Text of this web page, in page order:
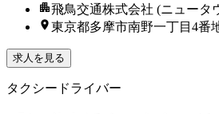
飛鳥交通株式会社 (ニュータ
東京都多摩市南野一丁目4番
求人を見る
タクシードライバー